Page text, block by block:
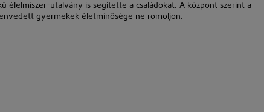
élelmiszer-utalvány is segítette a családokat. A központ szerint a
gyermekek életminősége ne romoljon.